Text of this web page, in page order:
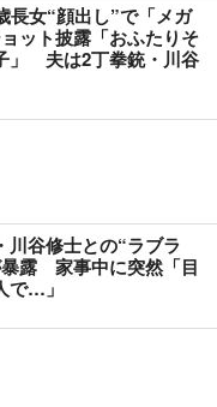
長女“顔出し”で「メガ
ット披露「おふたりそ
」 夫は2丁拳銃・川谷
川谷修士との“ラブラ
露 家事中に突然「目
で…」